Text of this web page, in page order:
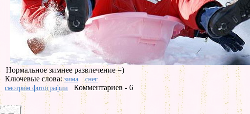
Нормальное зимнее развлечение =)
Ключевые слова:зима
снег
смотрим фотографии
Комментариев - 6